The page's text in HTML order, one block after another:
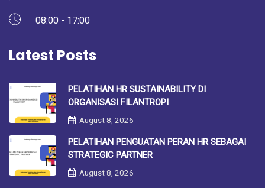
08:00 - 17:00
Latest Posts
PELATIHAN HR SUSTAINABILITY DI
ORGANISASI FILANTROPI
August 8, 2026
PELATIHAN PENGUATAN PERAN HR SEBAGAI
STRATEGIC PARTNER
August 8, 2026